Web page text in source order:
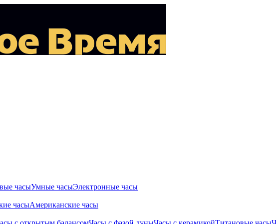
часыУмные часыЭлектронные часы
часыАмериканские часы